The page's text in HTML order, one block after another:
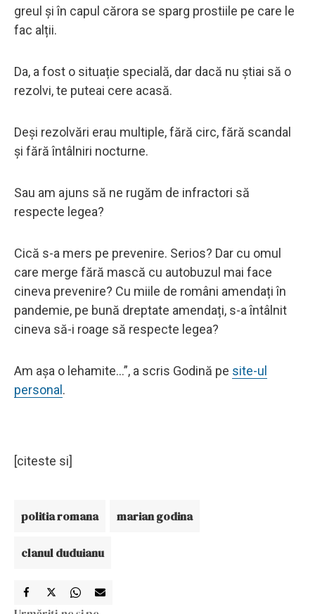
greul și în capul cărora se sparg prostiile pe care le
fac alții.
Da, a fost o situație specială, dar dacă nu știai să o
rezolvi, te puteai cere acasă.
Deși rezolvări erau multiple, fără circ, fără scandal
și fără întâlniri nocturne.
Sau am ajuns să ne rugăm de infractori să
respecte legea?
Cică s-a mers pe prevenire. Serios? Dar cu omul
care merge fără mască cu autobuzul mai face
cineva prevenire? Cu miile de români amendați în
pandemie, pe bună dreptate amendați, s-a întâlnit
cineva să-i roage să respecte legea?
Am așa o lehamite…”, a scris Godină pe site-ul
personal.
[citeste si]
politia romana marian godina
clanul duduianu